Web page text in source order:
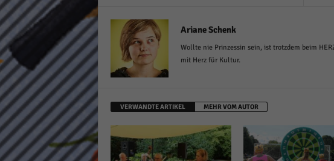
Ariane Schenk
Wollte nie Prinzessin sein, ist trotzdem beim
mit Herz für Kultur.
VERWANDTE ARTIKEL MEHR VOM AUTOR